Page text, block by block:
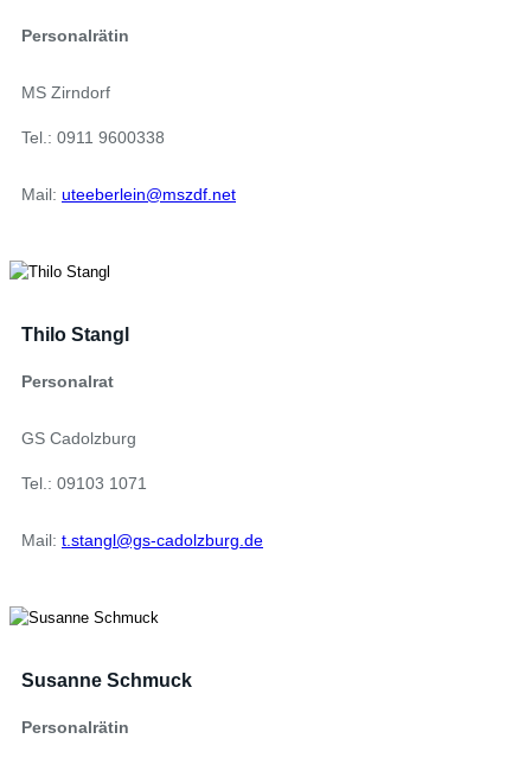
Personalrätin
MS Zirndorf
Tel.: 0911 9600338
Mail: uteeberlein@mszdf.net
Thilo Stangl
Personalrat
GS Cadolzburg
Tel.: 09103 1071
Mail: t.stangl@gs-cadolzburg.de
Susanne Schmuck
Personalrätin